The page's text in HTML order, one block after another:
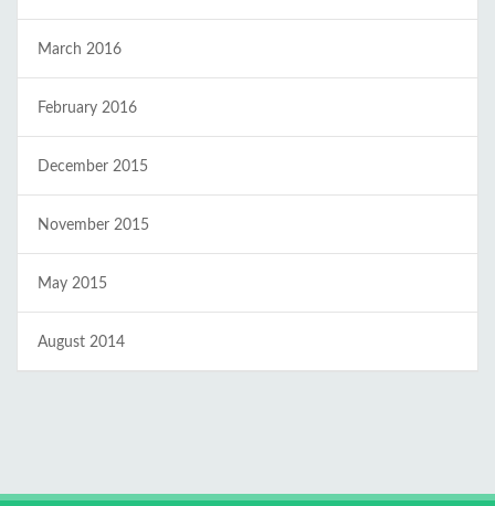
March 2016
February 2016
December 2015
November 2015
May 2015
August 2014